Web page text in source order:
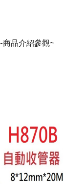
-商品介紹參觀~